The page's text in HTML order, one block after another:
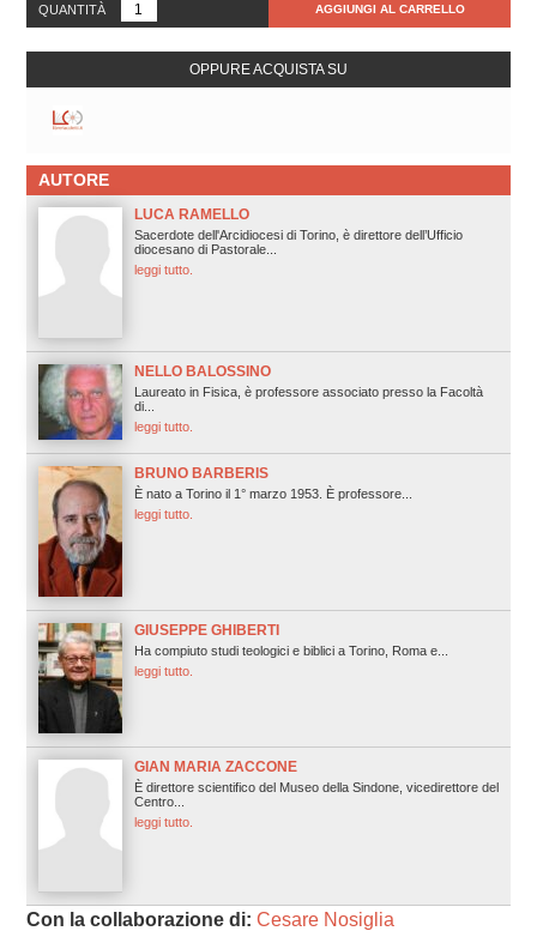
QUANTITÀ AGGIUNGI AL CARRELLO
OPPURE ACQUISTA SU
AUTORE
LUCA RAMELLO
Sacerdote dell'Arcidiocesi di Torino, è direttore dell’Ufficio
diocesano di Pastorale...
leggi tutto.
NELLO BALOSSINO
Laureato in Fisica, è professore associato presso la Facoltà
di...
leggi tutto.
BRUNO BARBERIS
È nato a Torino il 1° marzo 1953. È professore...
leggi tutto.
GIUSEPPE GHIBERTI
Ha compiuto studi teologici e biblici a Torino, Roma e...
leggi tutto.
GIAN MARIA ZACCONE
È direttore scientifico del Museo della Sindone, vicedirettore del
Centro...
leggi tutto.
Con la collaborazione di: Cesare Nosiglia